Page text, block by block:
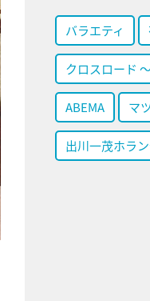
バラエティ
クロスロード
ABEMA マ
出川一茂ホラ